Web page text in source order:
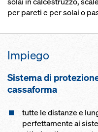
per pareti e per solai o
Impiego
Sistema di
cas­saforma
tutte le distanze e
perfettamente ai